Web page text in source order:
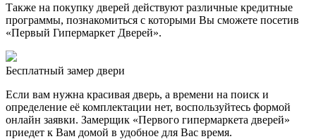
Также на покупку дверей действуют различные кредитные
программы, познакомиться с которыми Вы сможете посетив
«Первый Гипермаркет Дверей».
Бесплатный замер двери
Если вам нужна красивая дверь, а времени на поиск и
определение её комплектации нет, воспользуйтесь формой
онлайн заявки. Замерщик «Первого гипермаркета дверей»
приедет к Вам домой в удобное для Вас время.